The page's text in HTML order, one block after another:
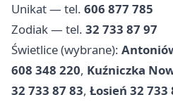
Unikat — tel. 606 877 785
Zodiak — tel. 32 733 87 97
Świetlice (wybrane):
608 348 220, Kuźniczka
32 733 87 83, Łosień 32 733